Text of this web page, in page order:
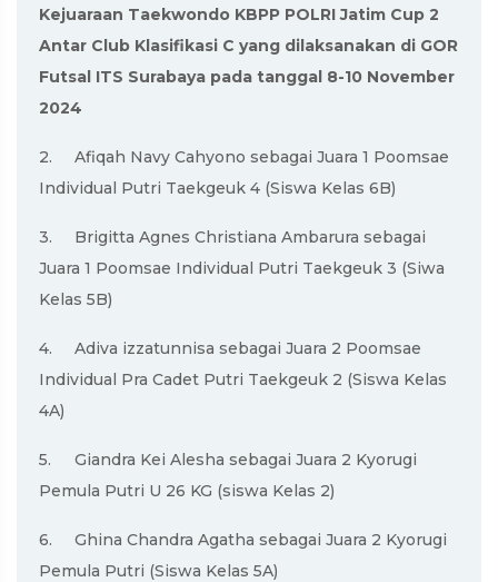
Kejuaraan Taekwondo KBPP POLRI Jatim Cup 2
Antar Club Klasifikasi C yang dilaksanakan di GOR
Futsal ITS Surabaya pada tanggal 8-10 November
2024
2.
Afiqah Navy Cahyono sebagai Juara 1 Poomsae
Individual Putri Taekgeuk 4 (Siswa Kelas 6B)
3.
Brigitta Agnes Christiana Ambarura sebagai
Juara 1 Poomsae Individual Putri Taekgeuk 3 (Siwa
Kelas 5B)
4.
Adiva izzatunnisa sebagai Juara 2 Poomsae
Individual Pra Cadet Putri Taekgeuk 2 (Siswa Kelas
4A)
5.
Giandra Kei Alesha sebagai Juara 2 Kyorugi
Pemula Putri U 26 KG (siswa Kelas 2)
6.
Ghina Chandra Agatha sebagai Juara 2 Kyorugi
Pemula Putri (Siswa Kelas 5A)